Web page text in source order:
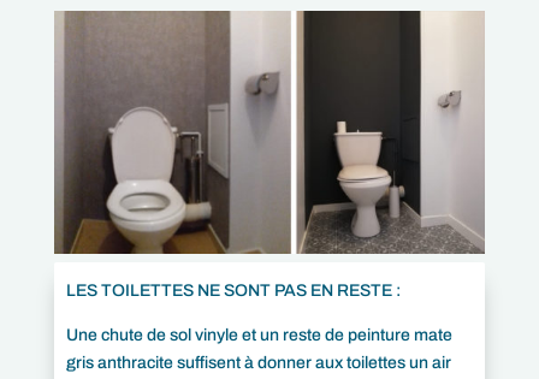
LES TOILETTES NE SONT PAS EN RESTE :
Une chute de sol vinyle et un reste de peinture mate
gris anthracite suffisent à donner aux toilettes un air